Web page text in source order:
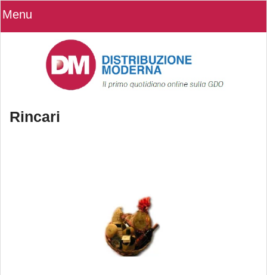
Menu
Rincari